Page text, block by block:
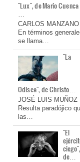
"Lux", de Mario Cuenca
…
CARLOS MANZANO
En términos
se llama…
"La
Odisea", de Christo…
JOSÉ LUIS MUÑOZ
Resulta paradójico
las…
"El
de…